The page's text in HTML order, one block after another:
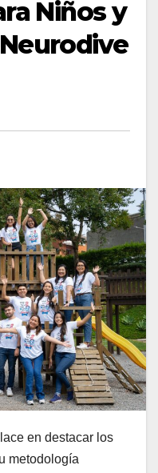
Niños y
en destacar los
metodología